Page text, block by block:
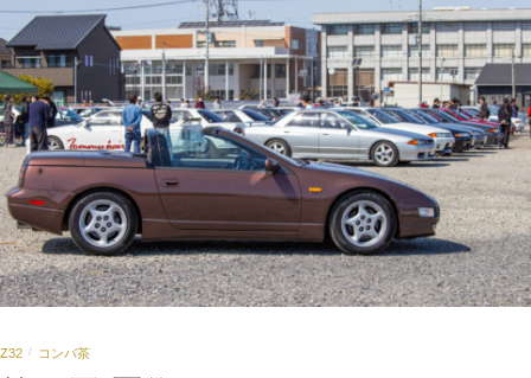
Z32 / コンバ茶